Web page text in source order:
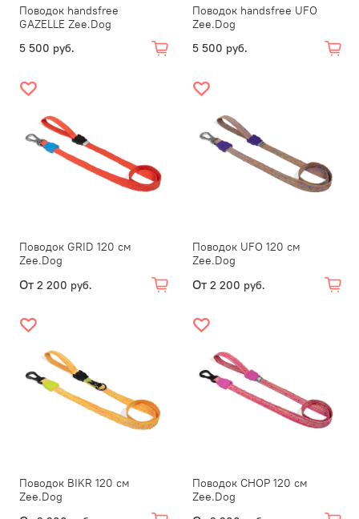
Поводок handsfree
GAZELLE Zee.Dog
5 500 руб.
Поводок handsfree UFO
Zee.Dog
5 500 руб.
Поводок GRID 120 см
Zee.Dog
От 2 200 руб.
Поводок UFO 120 см
Zee.Dog
От 2 200 руб.
Поводок BIKR 120 см
Zee.Dog
Поводок CHOP 120 см
Zee.Dog